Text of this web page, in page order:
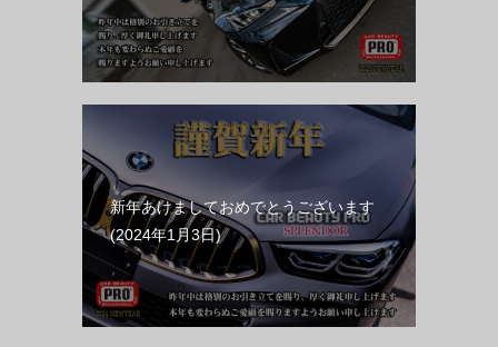
新年あけましておめでとうございます
2024年1月3日